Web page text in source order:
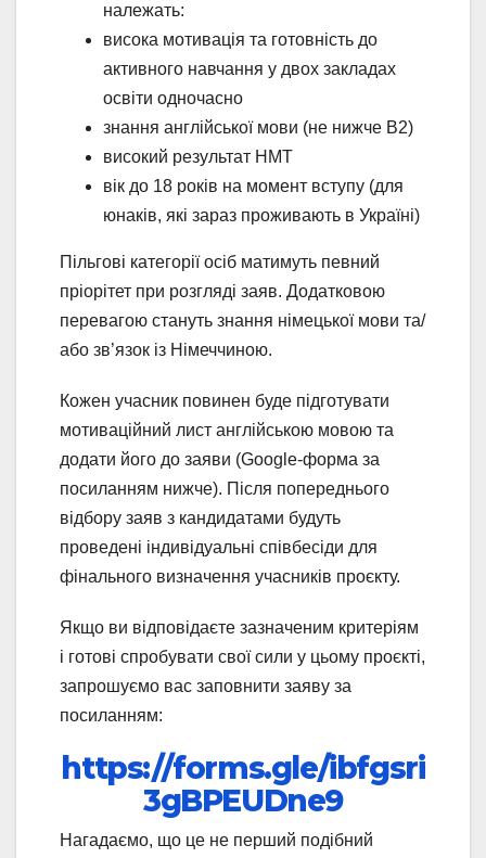
належать:
висока мотивація та готовність до
активного навчання у двох закладах
освіти одночасно
знання англійської мови (не нижче B2)
високий результат НМТ
вік до 18 років на момент вступу (для
юнаків, які зараз проживають в Україні)
Пільгові категорії осіб матимуть певний
пріорітет при розгляді заяв. Додатковою
перевагою стануть знання німецької мови та/
або зв’язок із Німеччиною.
Кожен учасник повинен буде підготувати
мотиваційний лист англійською мовою та
додати його до заяви (Google-форма за
посиланням нижче). Після попереднього
відбору заяв з кандидатами будуть
проведені індивідуальні співбесіди для
фінального визначення учасників проєкту.
Якщо ви відповідаєте зазначеним критеріям
і готові спробувати свої сили у цьому проєкті,
запрошуємо вас заповнити заяву за
посиланням:
https://forms.gle/ibfgsri
3gBPEUDne9
Нагадаємо, що це не перший подібний